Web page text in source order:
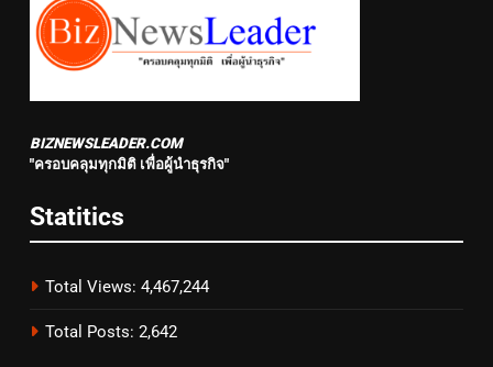
BIZNEWSLEADER.COM
"ครอบคลุมทุกมิติ เพื่อผู้นำธุรกิจ"
Statitics
Total Views: 4,467,244
Total Posts: 2,642